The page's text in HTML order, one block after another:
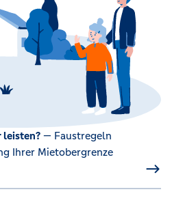
leisten? — Faustregeln
Ihrer Mietobergrenze